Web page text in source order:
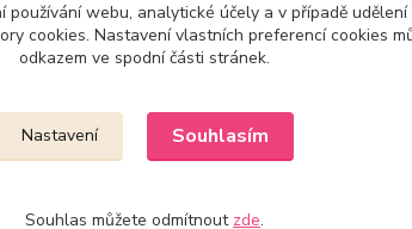
Upravit sběr cookies.
používání webu, analytické účely a v případě
cookies. Nastavení vlastních preferencí cookies
odkazem ve spodní části stránek.
Nastavení Souhlasím
Souhlas můžete odmítnout zde.